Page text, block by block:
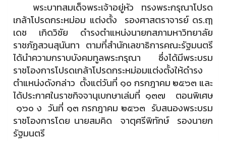
พระบาทสมเด็จพระเจ้าอยู่หัว ทรงพระกรุณาโปรด
เกล้าโปรดกระหม่อม แต่งตั้ง รองศาสตราจารย์ ดร.ฤๅ
เดช เกิดวิชัย ดำรงตำแหน่งนายกสภามหาวิทยาลัย
ราชภัฏสวนสุนันทา ตามที่สำนักเลขาธิการคณะรัฐมนตรี
ได้นำความกราบบังคมทูลพระกรุณา ซึ่งได้มีพระบรม
ราชโองการโปรดเกล้าโปรดกระหม่อมแต่งตั้งให้ดำรง
ตำแหน่งดังกล่าว ตั้งแต่วันที่ ๑๐ กรกฎาคม ๒๕๖๓ และ
ได้ประกาศในราชกิจจานุเบกษาเล่มที่ ๑๓๗ ตอนพิเศษ
๑๖๐ ง วันที่ ๑๓ กรกฎาคม ๒๕๖๓ รับสนองพระบรม
ราชโองการโดย นายสมคิด จาตุศรีพิทักษ์ รองนายก
รัฐมนตรี